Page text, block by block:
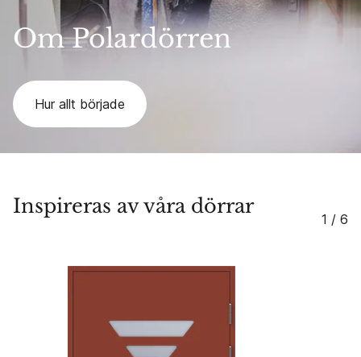
Om Polardörren
Hur allt började
Inspireras av våra dörrar
1 / 6